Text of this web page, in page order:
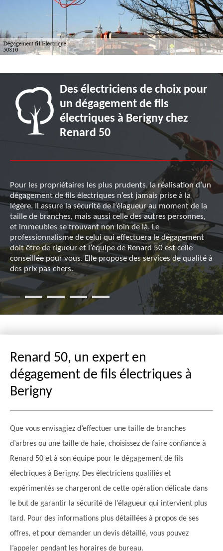
Des électriciens de choix pour
un dégagement de fils
électriques à Berigny chez
Renard 50
Pour les propriétaires les plus prudents, la réalisation d’un
dégagement de fils électriques n’est jamais prise à la
légère. Il assure la sécurité de l’élagueur au moment de la
taille de branches, mais aussi celle des autres personnes,
et immeubles se trouvant non loin de là. Le
professionnalisme de celui qui effectuera le dégagement
doit être de rigueur et l’équipe de Renard 50 est celle
conseillée pour vous. Elle propose des services de qualité à
des prix pas chers.
Renard 50, un expert en
dégagement de fils électriques à
Berigny
Que vous envisagiez d’effectuer une taille de branches
d’arbres ou une taille de haie, choisissez de faire confiance à
Renard 50 et à son équipe pour le dégagement de fils
électriques à Berigny. Des électriciens qualifiés et
expérimentés se chargeront de cette opération délicate dans
le but de garantir la sécurité de l’élagueur qui intervient plus
tard. Pour des informations plus détaillées à propos de ses
offres, et pour demander un devis détaillé, vous pouvez
l’appeler pendant les horaires de bureau.